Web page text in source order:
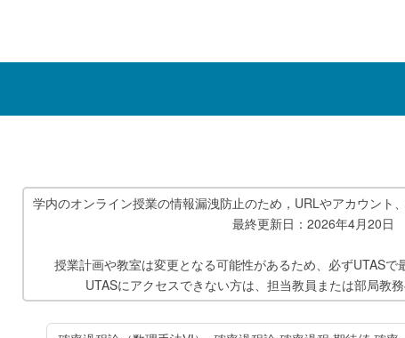
学内のオンライン授業の情報漏洩防止のため，URLやアカウント
最終更新日：2026年4月20日
授業計画や教室は変更となる可能性があるため、必ずUTASで
UTASにアクセスできない方は、担当教員または部局教